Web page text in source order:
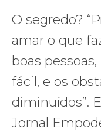
O segredo?
amar o que
boas
fácil, e os
diminuídos”.
Jornal